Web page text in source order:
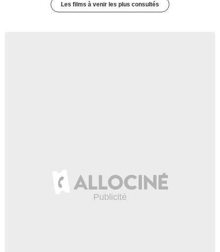
Les films à venir les plus consultés